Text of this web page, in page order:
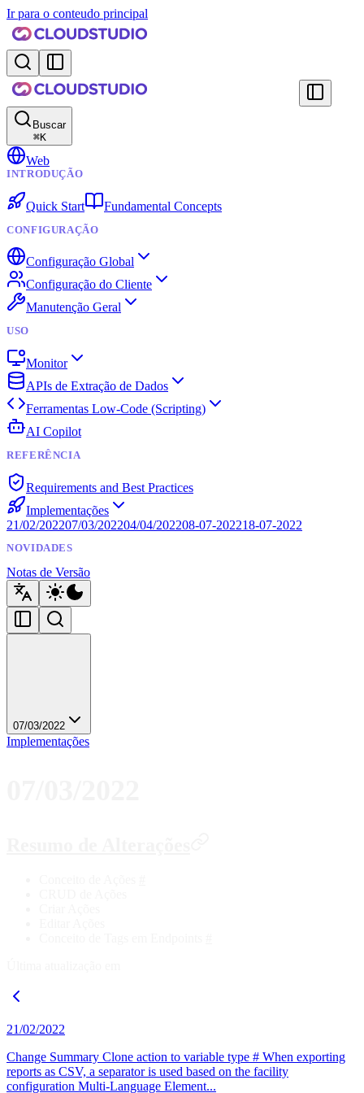
Ir para o conteudo principal
Buscar
⌘K
Web
INTRODUÇÃO
Quick Start Fundamental Concepts
CONFIGURAÇÃO
Configuração Global
Configuração do Cliente
Manutenção Geral
USO
Monitor
APIs de Extração de Dados
Ferramentas Low-Code (Scripting)
AI Copilot
REFERÊNCIA
Requirements and Best Practices
Implementações
21/02/202207/03/202204/04/202208-07-202218-07-2022
NOVIDADES
Notas de Versão
07/03/2022
Implementações
21/02/2022
Change Summary Clone action to variable type # When exporting
reports as CSV, a separator is used based on the facility
configuration Multi-Language Element...